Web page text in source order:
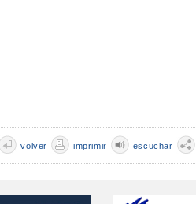
escuchar
imprimir
volver